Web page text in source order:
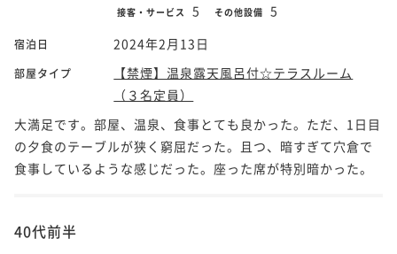
接客・サービス 5 その他設備 5
宿泊日 2024年2月13日
部屋タイプ
【禁煙】温泉露天風呂付☆テラスルーム
（３名定員）
大満足です。部屋、温泉、食事とても良かった。ただ、1日目
の夕食のテーブルが狭く窮屈だった。且つ、暗すぎて穴倉で
食事しているような感じだった。座った席が特別暗かった。
40代前半